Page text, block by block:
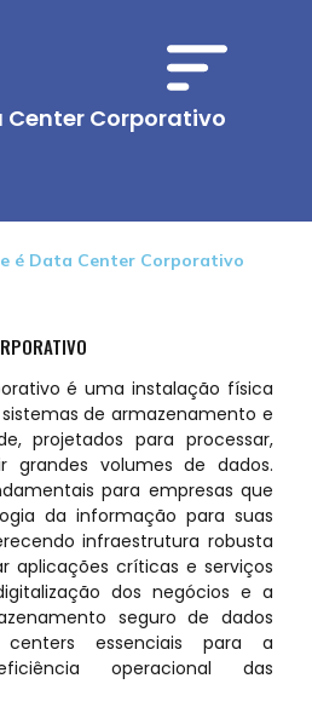
Center Corporativo
é Data Center Corporativo
é uma instalação física
de armazenamento e
projetados para processar,
grandes volumes de dados.
para empresas que
da informação para suas
infraestrutura robusta
aplicações críticas e serviços
dos negócios e a
seguro de dados
essenciais para a
operacional das